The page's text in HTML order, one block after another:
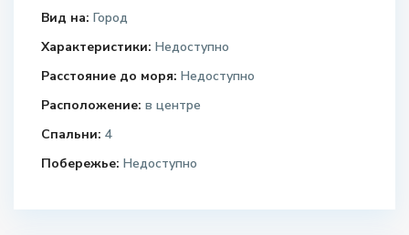
Вид на: Город
Характеристики: Недоступно
Расстояние до моря: Недоступно
Расположение: в центре
Спальни: 4
Побережье: Недоступно